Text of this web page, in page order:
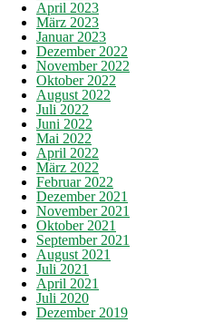
April 2023
März 2023
Januar 2023
Dezember 2022
November 2022
Oktober 2022
August 2022
Juli 2022
Juni 2022
Mai 2022
April 2022
März 2022
Februar 2022
Dezember 2021
November 2021
Oktober 2021
September 2021
August 2021
Juli 2021
April 2021
Juli 2020
Dezember 2019